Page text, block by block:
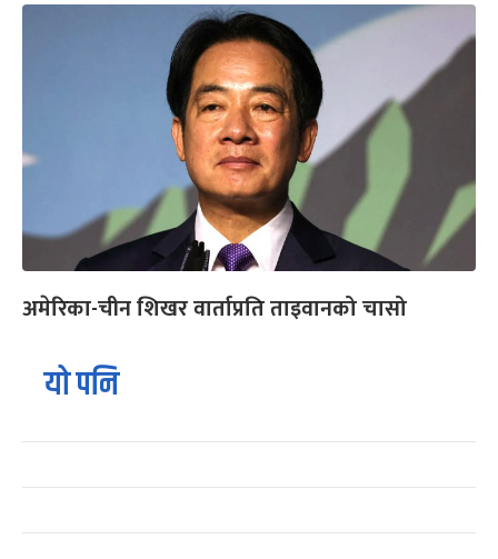
अमेरिका-चीन शिखर वार्ताप्रति ताइवानको चासो
यो पनि